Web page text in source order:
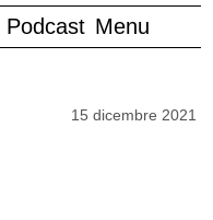
Podcast Menu
15 dicembre 2021